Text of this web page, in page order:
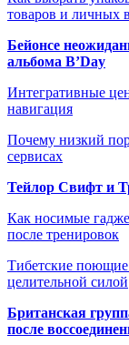
товаров и личных
Бейонсе
альбома B’Day
Интегративные
навигация
Почему низкий
сервисах
Тейлор Свифт и
Как носимые
после тренировок
Тибетские поющие
целительной силой
Британская
после